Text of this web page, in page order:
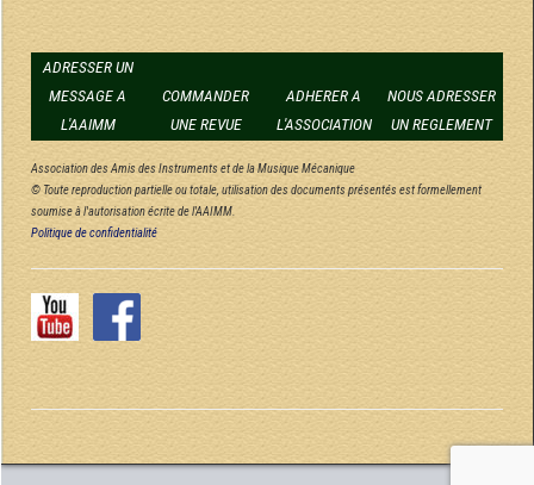
ADRESSER UN
MESSAGE A
L'AAIMM
COMMANDER
UNE REVUE
ADHERER A
L'ASSOCIATION
NOUS ADRESSER
UN REGLEMENT
Association des Amis des Instruments et de la Musique Mécanique
© Toute reproduction partielle ou totale, utilisation des documents présentés est formellement
soumise à l'autorisation écrite de l'AAIMM.
Politique de confidentialité